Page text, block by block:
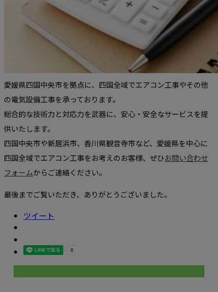
愛媛県四国中央市を拠点に、四国全域でエアコン工事やその他
の電気設備工事を承っております。
総合的な技術力と対応力を武器に、安心・安全なサービスを提
供いたします。
四国中央市や新居浜市、香川県観音寺市など、愛媛県を中心に
四国全域でエアコン工事をお考えのお客様、ぜひお問い合わせ
フォームからご連絡ください。
最後までご覧いただき、ありがとうございました。
ツイート